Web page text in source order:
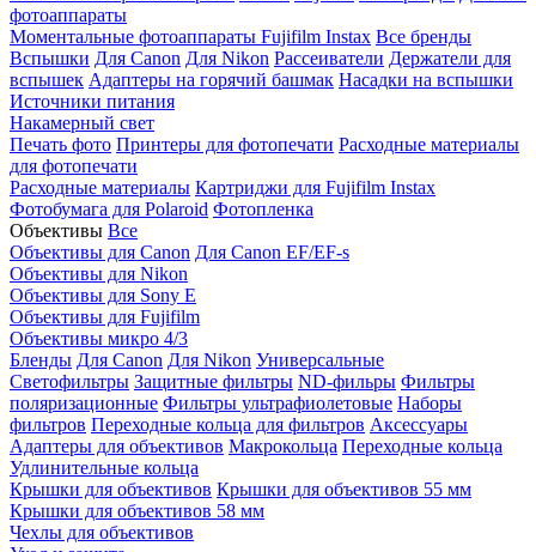
фотоаппараты
Моментальные фотоаппараты Fujifilm Instax Все бренды
Вспышки Для Canon Для Nikon Рассеиватели Держатели для
вспышек Адаптеры на горячий башмак Насадки на вспышки
Источники питания
Накамерный свет
Печать фото Принтеры для фотопечати Расходные материалы
для фотопечати
Расходные материалы Картриджи для Fujifilm Instax
Фотобумага для Polaroid Фотопленка
Объективы Все
Объективы для Canon Для Canon EF/EF-s
Объективы для Nikon
Объективы для Sony E
Объективы для Fujifilm
Объективы микро 4/3
Бленды Для Canon Для Nikon Универсальные
Светофильтры Защитные фильтры ND-фильры Фильтры
поляризационные Фильтры ультрафиолетовые Наборы
фильтров Переходные кольца для фильтров Аксессуары
Адаптеры для объективов Макрокольца Переходные кольца
Удлинительные кольца
Крышки для объективов Крышки для объективов 55 мм
Крышки для объективов 58 мм
Чехлы для объективов